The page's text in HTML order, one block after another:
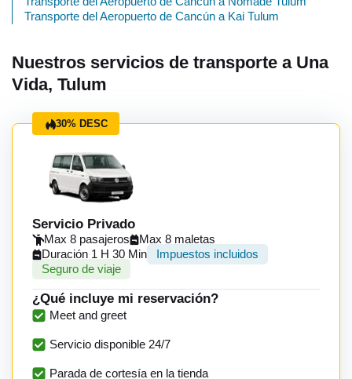
Transporte del Aeropuerto de Cancún a Kai Tulum
Nuestros servicios de transporte a Una
Vida, Tulum
30% DESC
Servicio Privado
Max 8 pasajeros
Max 8 maletas
Duración 1 H 30 Min
Impuestos incluidos
Seguro de viaje
¿Qué incluye mi reservación?
Meet and greet
Servicio disponible 24/7
Parada de cortesía en la tienda